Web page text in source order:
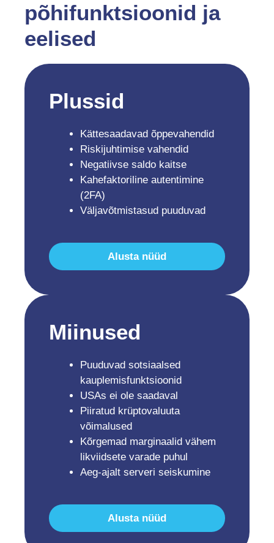
põhifunktsioonid ja
eelised
Plussid
Kättesaadavad õppevahendid
Riskijuhtimise vahendid
Negatiivse saldo kaitse
Kahefaktoriline autentimine
(2FA)
Väljavõtmistasud puuduvad
Alusta nüüd
Miinused
Puuduvad sotsiaalsed
kauplemisfunktsioonid
USAs ei ole saadaval
Piiratud krüptovaluuta
võimalused
Kõrgemad marginaalid vähem
likviidsete varade puhul
Aeg-ajalt serveri seiskumine
Alusta nüüd